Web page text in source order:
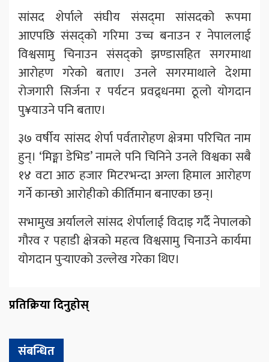
सांसद शेर्पाले संघीय संसद्‍मा सांसदको रूपमा
आएपछि संसद्को गरिमा उच्च बनाउन र नेपाललाई
विश्वसामु चिनाउन संसद्को झण्डासहित सगरमाथा
आरोहण गरेको बताए। उनले सगरमाथाले देशमा
रोजगारी सिर्जना र पर्यटन प्रवद्र्धनमा ठूलो योगदान
पु¥याउने पनि बताए।
३७ वर्षीय सांसद शेर्पा पर्वतारोहण क्षेत्रमा परिचित नाम
हुन्। ‘मिङ्मा डेभिड’ नामले पनि चिनिने उनले विश्वका सबै
१४ वटा आठ हजार मिटरभन्दा अग्ला हिमाल आरोहण
गर्ने कान्छो आरोहीको कीर्तिमान बनाएका छन्।
सभामुख अर्यालले सांसद शेर्पालाई विदाइ गर्दै नेपालको
गौरव र पहाडी क्षेत्रको महत्व विश्वसामु चिनाउने कार्यमा
योगदान पुर्‍याएको उल्लेख गरेका थिए।
प्रतिक्रिया दिनुहोस्
संबन्धित